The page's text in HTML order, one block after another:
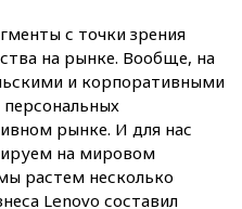
РЛС для Белгородской
области
The Atlantic: Маск
отказал Украине в
использовании Starlink для
атак вглубь РФ
вчера, 21:35 После пожара на
с точки зрения
на рынке. Вообще, на
и корпоративными
рынке. И для нас
на мировом
растем несколько
Lenovo составил